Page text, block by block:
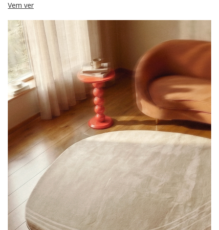
Vem ver